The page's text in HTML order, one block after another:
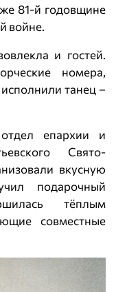
81-й годовщине
войне.
и гостей.
номера,
танец –
епархии и
Свято-
вкусную
подарочный
тёплым
совместные